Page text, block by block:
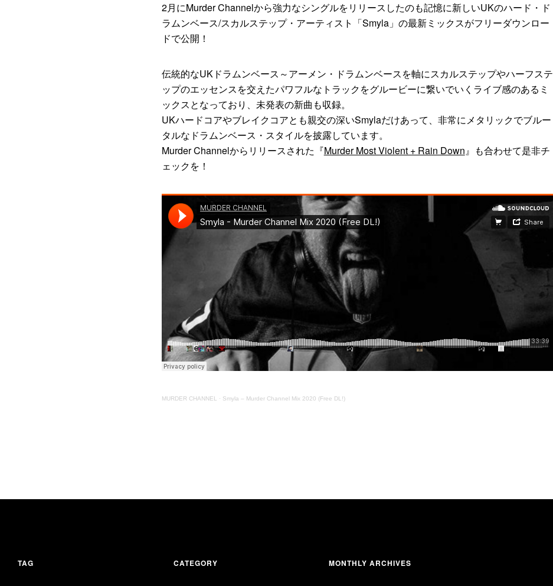
2月にMurder Channelから強力なシングルをリリースしたのも記憶に新しいUKのハード・ド
ラムンベース/スカルステップ・アーティスト「Smyla」の最新ミックスがフリーダウンロー
ドで公開！
伝統的なUKドラムンベース～アーメン・ドラムンベースを軸にスカルステップやハーフステ
ップのエッセンスを交えたパワフルなトラックをグルービーに繋いでいくライブ感のあるミ
ックスとなっており、未発表の新曲も収録。
UKハードコアやブレイクコアとも親交の深いSmylaだけあって、非常にメタリックでブルー
タルなドラムンベース・スタイルを披露しています。
Murder Channelからリリースされた『Murder Most Violent + Rain Down』も合わせて是非チ
ェックを！
MURDER CHANNEL · Smyla – Murder Channel Mix 2020 (Free DL!)
TAG CATEGORY MONTHLY ARCHIVES